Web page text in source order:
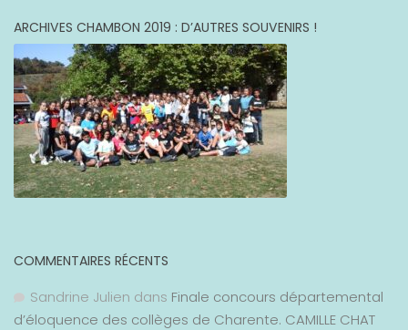
ARCHIVES CHAMBON 2019 : D’AUTRES SOUVENIRS !
COMMENTAIRES RÉCENTS
Sandrine Julien dans Finale concours départemental
d’éloquence des collèges de Charente. CAMILLE CHAT